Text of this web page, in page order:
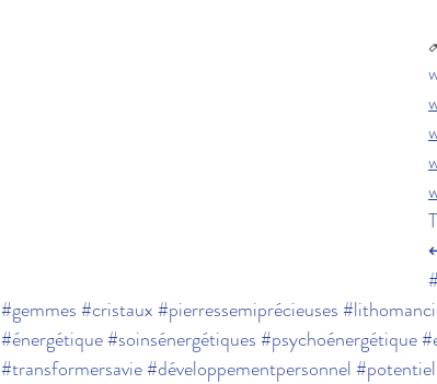
#gemmes#cristaux#pierressemiprécieuses
#énergétique#soinsénergétiques#psychoénergétique
#transformersavie#développementpersonnel#potentiel